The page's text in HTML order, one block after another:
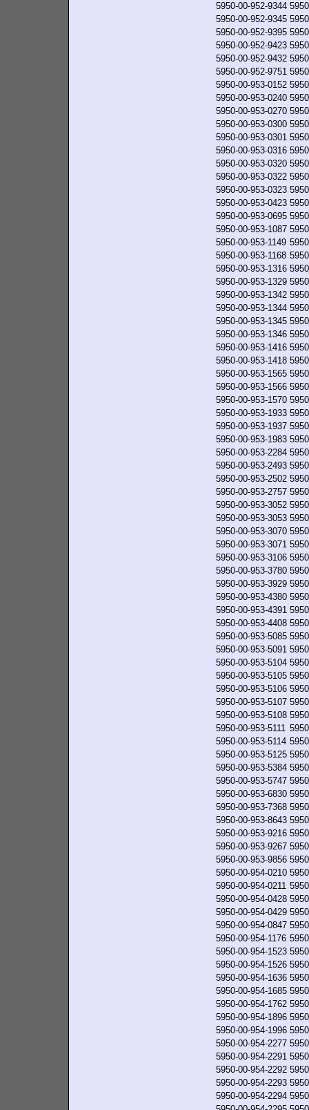
5950-00-952-9344
5950-00-952-9345
5950-00-952-9395
5950-00-952-9423
5950-00-952-9432
5950-00-952-9751
5950-00-953-0152
5950-00-953-0240
5950-00-953-0270
5950-00-953-0300
5950-00-953-0301
5950-00-953-0316
5950-00-953-0320
5950-00-953-0322
5950-00-953-0323
5950-00-953-0423
5950-00-953-0695
5950-00-953-1087
5950-00-953-1149
5950-00-953-1168
5950-00-953-1316
5950-00-953-1329
5950-00-953-1342
5950-00-953-1344
5950-00-953-1345
5950-00-953-1346
5950-00-953-1416
5950-00-953-1418
5950-00-953-1565
5950-00-953-1566
5950-00-953-1570
5950-00-953-1933
5950-00-953-1937
5950-00-953-1983
5950-00-953-2284
5950-00-953-2493
5950-00-953-2502
5950-00-953-2757
5950-00-953-3052
5950-00-953-3053
5950-00-953-3070
5950-00-953-3071
5950-00-953-3106
5950-00-953-3780
5950-00-953-3929
5950-00-953-4380
5950-00-953-4391
5950-00-953-4408
5950-00-953-5085
5950-00-953-5091
5950-00-953-5104
5950-00-953-5105
5950-00-953-5106
5950-00-953-5107
5950-00-953-5108
5950-00-953-5111
5950-00-953-5114
5950-00-953-5125
5950-00-953-5384
5950-00-953-5747
5950-00-953-6830
5950-00-953-7368
5950-00-953-8643
5950-00-953-9216
5950-00-953-9267
5950-00-953-9856
5950-00-954-0210
5950-00-954-0211
5950-00-954-0428
5950-00-954-0429
5950-00-954-0847
5950-00-954-1176
5950-00-954-1523
5950-00-954-1526
5950-00-954-1636
5950-00-954-1685
5950-00-954-1762
5950-00-954-1896
5950-00-954-1996
5950-00-954-2277
5950-00-954-2291
5950-00-954-2292
5950-00-954-2293
5950-00-954-2294